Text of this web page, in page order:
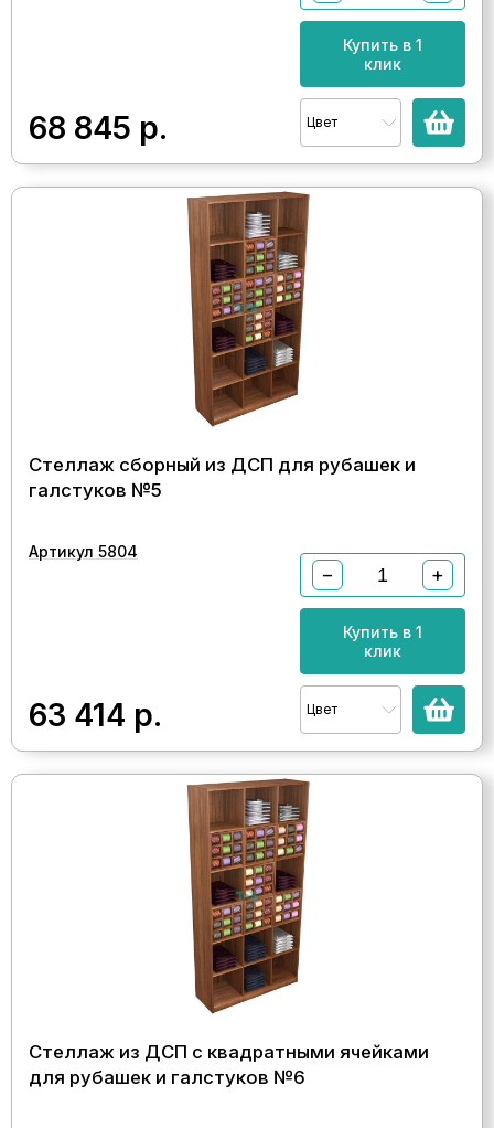
68 845 р.
Купить в 1
клик
Цвет
Стеллаж сборный из ДСП для рубашек и
галстуков №5
Артикул 5804
63 414 р.
− +
Купить в 1
клик
Цвет
Стеллаж из ДСП с квадратными ячейками
для рубашек и галстуков №6